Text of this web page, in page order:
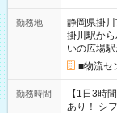
勤務地
静岡県掛
掛川駅か
いの広場
■物流セ
勤務時間
【1日3時
あり！ シ